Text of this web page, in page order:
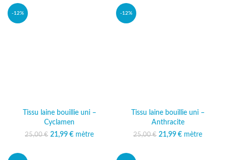
-12%
Tissu laine bouillie uni –
Cyclamen
25,00€ Le prix initial était :
21,99 €
Le prix
mètre
-12%
Tissu laine bouillie uni –
Anthracite
25,00€ Le prix initial était :
21,99 €
Le prix
mètre